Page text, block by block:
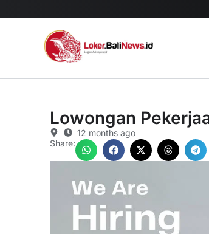
Lowongan
12 months ago
Share: